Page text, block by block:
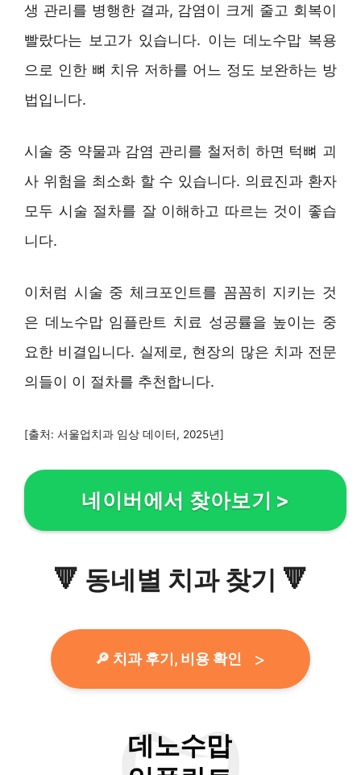
생 관리를 병행한 결과, 감염이 크게 줄고 회복이
빨랐다는 보고가 있습니다. 이는 데노수맙 복용
으로 인한 뼈 치유 저하를 어느 정도 보완하는 방
법입니다.
시술 중 약물과 감염 관리를 철저히 하면 턱뼈 괴
사 위험을 최소화 할 수 있습니다. 의료진과 환자
모두 시술 절차를 잘 이해하고 따르는 것이 좋습
니다.
이처럼 시술 중 체크포인트를 꼼꼼히 지키는 것
은 데노수맙 임플란트 치료 성공률을 높이는 중
요한 비결입니다. 실제로, 현장의 많은 치과 전문
의들이 이 절차를 추천합니다.
[출처: 서울업치과 임상 데이터, 2025년]
네이버에서 찾아보기 >
🔻 동네별 치과 찾기 🔻
🔎 치과 후기, 비용 확인